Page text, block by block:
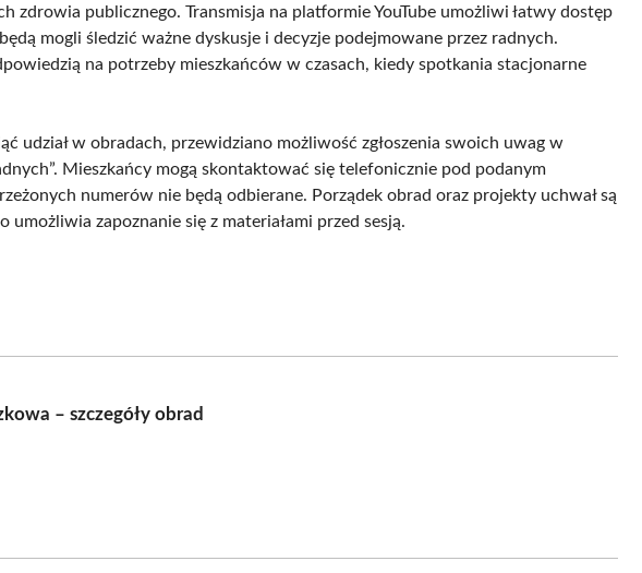
zdrowia publicznego. Transmisja na platformie YouTube umożliwi łatwy dostęp
mogli śledzić ważne dyskusje i decyzje podejmowane przez radnych.
na potrzeby mieszkańców w czasach, kiedy spotkania stacjonarne
udział w obradach, przewidziano możliwość zgłoszenia swoich uwag w
Mieszkańcy mogą skontaktować się telefonicznie pod podanym
numerów nie będą odbierane. Porządek obrad oraz projekty uchwał są
umożliwia zapoznanie się z materiałami przed sesją.
– szczegóły obrad